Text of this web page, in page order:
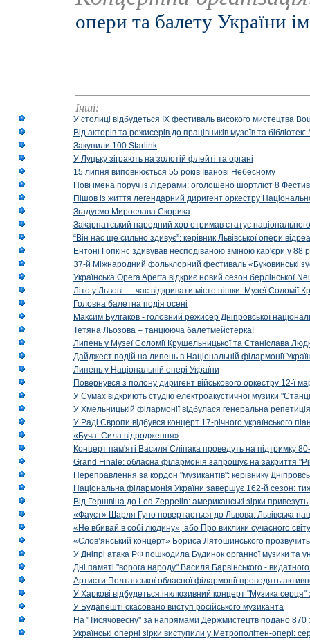
опери та балету України
Інші:
У столиці відбудеться IX фестиваль високого мистецтва
Від акторів та режисерів до працівників музеїв та
Закупили 100 Starlink
У Луцьку зіграють на золотій флейті та органі
15 липня виповнюється 55 років Іванові Небесному
Нові імена поруч із лідерами: оголошено шортліст 8
Пішов із життя легендарний диригент оркестру
Згадуємо Мирослава Скорика
Закарпатський народний хор отримав статус національного
“Він нас ще сильно здивує”: керівник Львівської опери
Ентоні Гопкінс здивував несподіваною зміною кар'єри у 88
37-й Міжнародний фольклорний фестиваль «Буковинські
Українська Opera Aperta відкриє новий сезон берлінської
Літо у Львові — час відкривати місто пішки: Музеї Соломії
Головна балетна подія осені
Максим Булгаков - головний режисер Дніпровської
Тетяна Льозова – танцююча балетмейстерка!
Липень у Музеї Соломії Крушельницької та Станіслава
Дайджест подій на липень в Національній філармонії
Липень у Національній опері України
Повернувся з полону диригент військового оркестру 12-ї
У Сумах відкриють студію електроакустичної музики
У Хмельницькій філармонії відбулася генеральна
У Раді Європи відбувся концерт 17-річного українського
«Буча. Сила відродження»
Концерт пам'яті Василя Сліпака проведуть на підтримку
Grand Finale: обласна філармонія запрошує на закриття
Переправлення за кордон "музикантів": керівнику
Національна філармонія України завершує 162-й сезон:
Від Гершвіна до Led Zeppelin: американські зірки
«Фауст» Шарля Гуно повертається до Львова: Львівська
«Не вбивай в собі людину», або Про виклики сучасного світу
«Слов’янський концерт» Бориса Лятошинського
У Дніпрі атака РФ пошкодила Будинок органної музики та
Дні памяті "ворога народу" Василя Барвінського -
Артисти Полтавської обласної філармонії проводять
У Харкові відбудеться інклюзивний концерт "Музика
У Будапешті скасовано виступ російського музиканта
На "Тисячовесну" за напрямами Держмистецтв подано 870
Українські оперні зірки виступили у Метрополітен-опері: